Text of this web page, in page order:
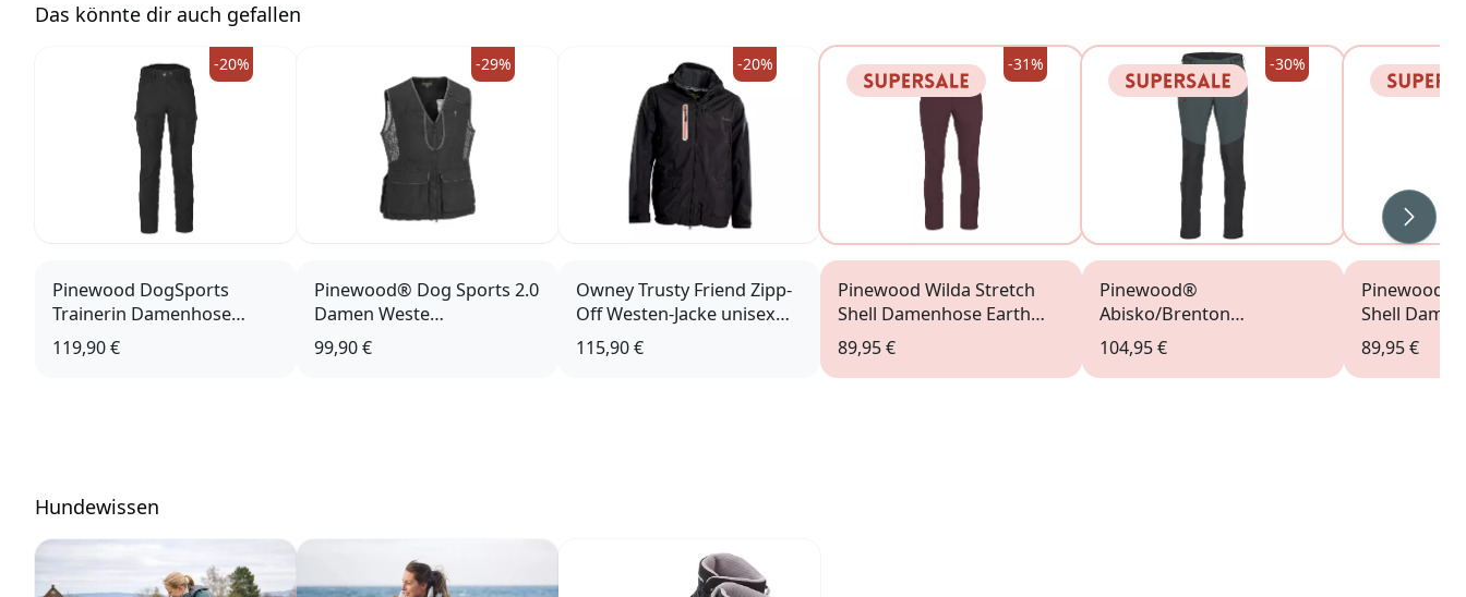
Das könnte dir auch gefallen
-20%
Pinewood DogSports
Trainerin Damenhose
schwarz
119,90 €
-29%
Pinewood® Dog Sports 2.0
Damen Weste
schwarz/anthrazit
99,90 €
-20%
Owney Trusty Friend Zipp-
Off Westen-Jacke unisex
schwarz
115,90 €
-31%
Pinewood Wilda Stretch
Shell Damenhose Earth
Plum
89,95 €
-30%
Pinewood®
Abisko/Brenton
Hundesport Damenhose
urban grey/dark anthracite
104,95 €
Pinewood
Shell
89,95 €
Weiter
Hundewissen